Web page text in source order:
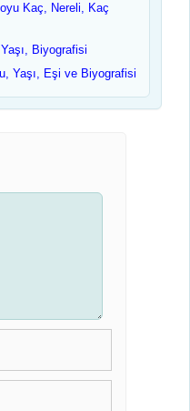
Kaç, Nereli, Kaç
Biyografisi
Yaşı, Eşi ve Biyografisi